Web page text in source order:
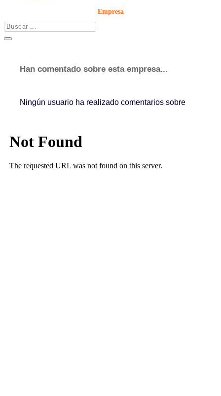
Empresa
Han comentado sobre esta empresa...
Ningún usuario ha realizado comentarios sobre